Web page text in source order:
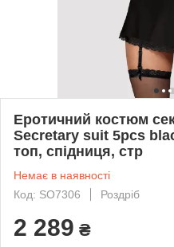
Еротичний костюм
Secretary suit 5pcs
топ, спідниця, стр
Немає в наявності
Код: SO7306
Роздріб
2 289 ₴